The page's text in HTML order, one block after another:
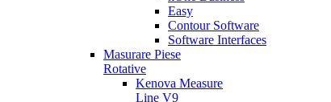
Easy
Contour Software
Software Interfaces
Masurare Piese
Rotative
Kenova Measure
Line V9